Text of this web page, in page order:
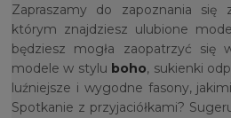
Zapraszamy do zapoznania się
którym znajdziesz ulubione
będziesz mogła zaopatrzyć się
modele w stylu boho, sukienki
luźniejsze i wygodne fasony,
Spotkanie z przyjaciółkami?